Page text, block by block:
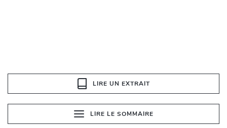
LIRE UN EXTRAIT
LIRE LE SOMMAIRE